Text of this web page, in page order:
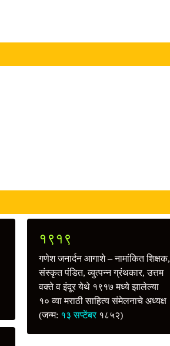
१९१९
गणेश जनार्दन आगाशे – नामांकित शिक्षक,
संस्कृत पंडित, व्युत्पन्न ग्रंथकार, उत्तम
वक्ते व इंदूर येथे १९१७ मध्ये झालेल्या
१० व्या मराठी साहित्य संमेलनाचे अध्यक्ष
(जन्म: १३ सप्टेंबर१८५२)